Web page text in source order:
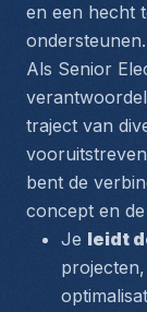
en een hecht
ondersteunen.
Als Senior
traject van
bent de
concept en
Je leidt